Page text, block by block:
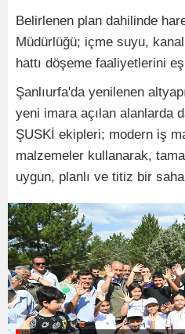
Belirlenen plan dahilinde
Müdürlüğü; içme suyu,
hattı döşeme faaliyetlerini
Şanlıurfa'da yenilenen
yeni imara açılan alanlarda
ŞUSKİ ekipleri; modern iş
malzemeler kullanarak,
uygun, planlı ve titiz bir